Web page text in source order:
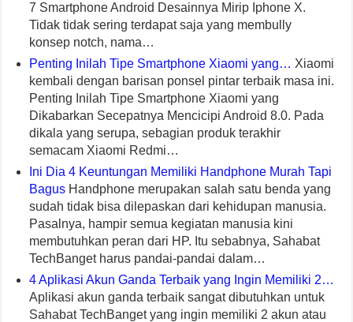
7 Smartphone Android Desainnya Mirip Iphone X.
Tidak tidak sering terdapat saja yang membully
konsep notch, nama…
Penting Inilah Tipe Smartphone Xiaomi yang… Xiaomi
kembali dengan barisan ponsel pintar terbaik masa ini.
Penting Inilah Tipe Smartphone Xiaomi yang
Dikabarkan Secepatnya Mencicipi Android 8.0. Pada
dikala yang serupa, sebagian produk terakhir
semacam Xiaomi Redmi…
Ini Dia 4 Keuntungan Memiliki Handphone Murah Tapi
Bagus Handphone merupakan salah satu benda yang
sudah tidak bisa dilepaskan dari kehidupan manusia.
Pasalnya, hampir semua kegiatan manusia kini
membutuhkan peran dari HP. Itu sebabnya, Sahabat
TechBanget harus pandai-pandai dalam…
4 Aplikasi Akun Ganda Terbaik yang Ingin Memiliki 2…
Aplikasi akun ganda terbaik sangat dibutuhkan untuk
Sahabat TechBanget yang ingin memiliki 2 akun atau